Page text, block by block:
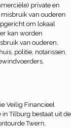
private en
van ouderen
om lokaal
kan worden
van ouderen.
politie, notarissen,
Veilig Financieel
Tilburg bestaat uit de
Twern,